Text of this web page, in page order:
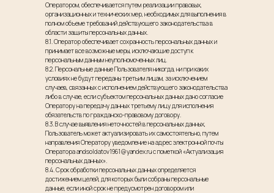
Оператором, обеспечивается путем реализации правовых,
организационных и технических мер, необходимых для выполнения в
полном объеме требований действующего законодательства в
области защиты персональных данных.
8.1. Оператор обеспечивает сохранность персональных данных и
принимает все возможные меры, исключающие доступ к
персональным данным неуполномоченных лиц.
8.2. Персональные данные Пользователя никогда, ни при каких
условиях не будут переданы третьим лицам, за исключением
случаев, связанных с исполнением действующего законодательства
либо в случае, если субъектом персональных данных дано согласие
Оператору на передачу данных третьему лицу для исполнения
обязательств по гражданско-правовому договору.
8.3. В случае выявления неточностей в персональных данных,
Пользователь может актуализировать их самостоятельно, путем
направления Оператору уведомление на адрес электронной почты
Оператора andsoldatov1961@yandex.ru с пометкой «Актуализация
персональных данных».
8.4. Срок обработки персональных данных определяется
достижением целей, для которых были собраны персональные
данные, если иной срок не предусмотрен договором или